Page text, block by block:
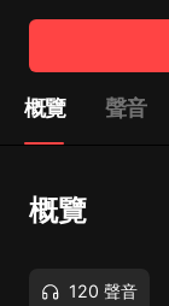
概覽 聲音
概覽
120 聲音